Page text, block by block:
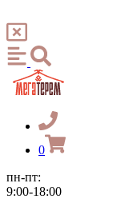
0
пн-пт:
9:00-18:00